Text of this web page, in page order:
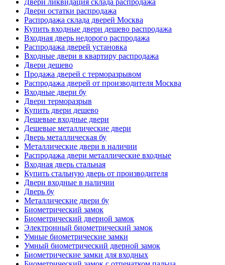
Двери ликвидация склада распродажа
Двери остатки распродажа
Распродажа склада дверей Москва
Купить входные двери дешево распродажа
Входная дверь недорого распродажа
Распродажа дверей установка
Входные двери в квартиру распродажа
Двери дешево
Продажа дверей с терморазрывом
Распродажа дверей от производителя Москва
Входные двери бу
Двери терморазрыв
Купить двери дешево
Дешевые входные двери
Дешевые металлические двери
Дверь металлическая бу
Металлические двери в наличии
Распродажа двери металлические входные
Входная дверь стальная
Купить стальную дверь от производителя
Двери входные в наличии
Дверь бу
Металлические двери бу
Биометрический замок
Биометрический дверной замок
Электронный биометрический замок
Умные биометрические замки
Умный биометрический дверной замок
Биометрические замки для входных